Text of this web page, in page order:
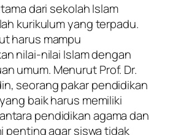
dari sekolah Islam
kurikulum yang terpadu.
harus mampu
nilai-nilai Islam dengan
umum. Menurut Prof. Dr.
seorang pakar pendidikan
baik harus memiliki
pendidikan agama dan
penting agar siswa tidak